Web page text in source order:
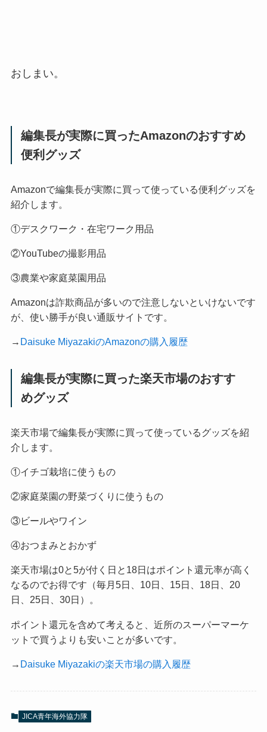
おしまい。
編集長が実際に買ったAmazonのおすすめ
便利グッズ
Amazonで編集長が実際に買って使っている便利グッズを
紹介します。
①デスクワーク・在宅ワーク用品
②YouTubeの撮影用品
③農業や家庭菜園用品
Amazonは詐欺商品が多いので注意しないといけないです
が、使い勝手が良い通販サイトです。
→ Daisuke MiyazakiのAmazonの購入履歴
編集長が実際に買った楽天市場のおすす
めグッズ
楽天市場で編集長が実際に買って使っているグッズを紹
介します。
①イチゴ栽培に使うもの
②家庭菜園の野菜づくりに使うもの
③ビールやワイン
④おつまみとおかず
楽天市場は0と5が付く日と18日はポイント還元率が高く
なるのでお得です（毎月5日、10日、15日、18日、20
日、25日、30日）。
ポイント還元を含めて考えると、近所のスーパーマーケ
ットで買うよりも安いことが多いです。
→ Daisuke Miyazakiの楽天市場の購入履歴
JICA青年海外協力隊